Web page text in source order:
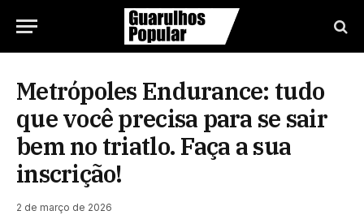
Metrópoles Endurance: tudo
que você precisa para se sair
bem no triatlo. Faça a sua
inscrição!
2 de março de 2026